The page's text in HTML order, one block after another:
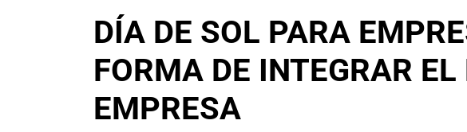
DÍA DE SOL PARA
FORMA DE INTEGRAR
EMPRESA